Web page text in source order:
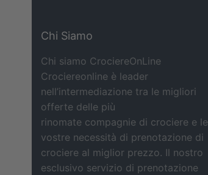
Chi Siamo
Chi siamo CrociereOnLine
Crociereonline è leader
nell’intermediazione tra le migliori
offerte delle più
rinomate compagnie di crociere e le
vostre necessità di prenotazione di
crociere al miglior prezzo. Il nostro
esclusivo servizio di prenotazione